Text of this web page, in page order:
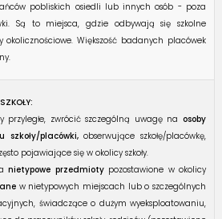
pobliskich osiedli lub innych osób - poza
Są to miejsca, gdzie odbywają się szkolne
okolicznościowe. Większość badanych placówek
przyległe, zwrócić szczególną uwagę na osoby
szkoły/placówki,obserwujące szkołę/placówkę,
pojawiające się w okolicy szkoły.
nietypowe przedmioty pozostawione w okolicy
w nietypowych miejscach lub o szczególnych
świadczące o dużym wyeksploatowaniu,